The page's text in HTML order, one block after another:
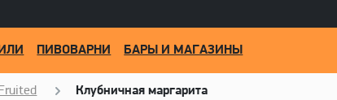
ПИВОВАРНИ БАРЫ И МАГАЗИНЫ
Клубничная маргарита